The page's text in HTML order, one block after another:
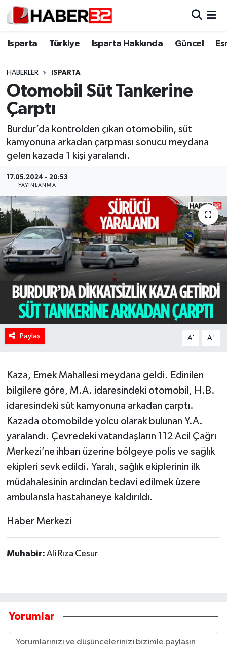
Isparta Türkiye Isparta Hakkında Güncel
HABERLER ISPARTA
Otomobil Süt Tankerine
Çarptı
Burdur’da kontrolden çıkan otomobilin, süt
kamyonuna arkadan çarpması sonucu meydana
gelen kazada 1 kişi yaralandı.
17.05.2024 - 20:53
YAYINLANMA
Paylaş A- A+
Kaza, Emek Mahallesi meydana geldi. Edinilen
bilgilere göre, M.A. idaresindeki otomobil, H.B.
idaresindeki süt kamyonuna arkadan çarptı.
Kazada otomobilde yolcu olarak bulunan Y.A.
yaralandı. Çevredeki vatandaşların 112 Acil Çağrı
Merkezi’ne ihbarı üzerine bölgeye polis ve sağlık
ekipleri sevk edildi. Yaralı, sağlık ekiplerinin ilk
müdahalesinin ardından tedavi edilmek üzere
ambulansla hastahaneye kaldırıldı.
Haber Merkezi
Muhabir: Ali Rıza Cesur
Yorumlar
Isparta
Esnaf Diyor ki;
ASAYİŞ
BİLİM VE TEKNOLOJİ
GENEL
Güncel
HABERDE İNSAN
İlginç
KÜLTÜR SANAT
MAGAZİN
POLİTİKA
RESMİ İLANLAR
Spor
Tarihi Yapılarımız
Yerel
Isparta Nöbetçi Eczaneler
Isparta Trafik Yoğunluk Haritası
Süper Lig Puan Durumu ve Fikstür
Tüm Manşetler
Haber Arşivi